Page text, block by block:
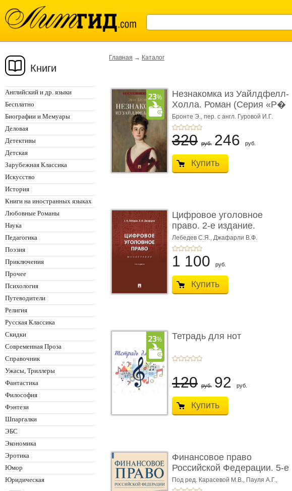
Книги
Английский и др. языки
Бесплатно
Биографии и Мемуары
Деловая
Детективы
Детская
Зарубежная Классика
Искусство
История
Книги на иностранных языках
Любовные Романы
Наука
Педагогика
Поэзия
Приключения
Прочее
Психология
Путеводители
Религия
Русская Классика
Скидки
Современная Проза
Справочник
Ужасы, Триллеры
Фантастика
Философия
Фэнтези
Шпаргалки
ЭБС
Экономика
Эротика
Юмор
Юридическая
Главная → Каталог
Незнакомка из Уайлдфелл-
Холла. Роман (Серия «Р�
...
Бронте Э., пер. с англ. Гуровой И.Г.
320 руб. 246 руб.
Купить
Цифровое уголовное
право. 2-е издание.
Монограф ...
Лебедев С.Я., Джафарли В.Ф.
1 100 руб.
Купить
Тетрадь для нот
120 руб. 92 руб.
Купить
Финансовое право
Российской Федерации. 5-е
изд� ...
Под ред. Карасевой М.В., Пауля А.Г.,
Красюкова А.В.